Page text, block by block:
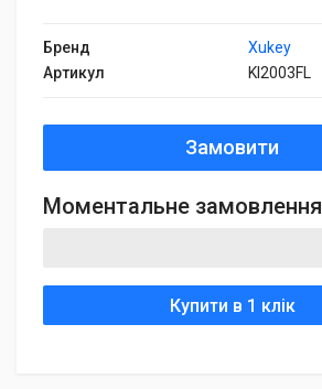
Бренд
Xukey
Артикул
KI2003FL
Замовити
Моментальне замовлення
Купити в 1 клік